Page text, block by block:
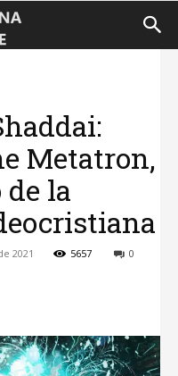
Metatron,
la
2021 5657 0